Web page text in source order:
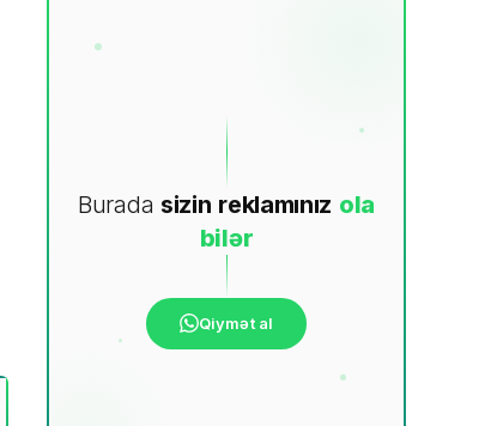
Burada sizin reklamınız ola
bilər
Qiymət al